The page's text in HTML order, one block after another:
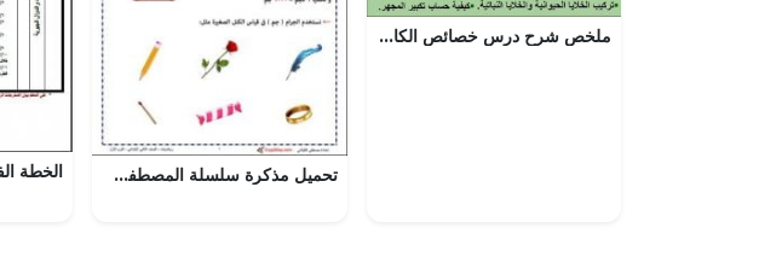
ملخص شرح درس خصائص الكائنات الحية مع حل الأنشطة (أحياء) التاسع
تحميل مذكرة سلسلة المصطفى لشرح تقدير كتل الأشياء